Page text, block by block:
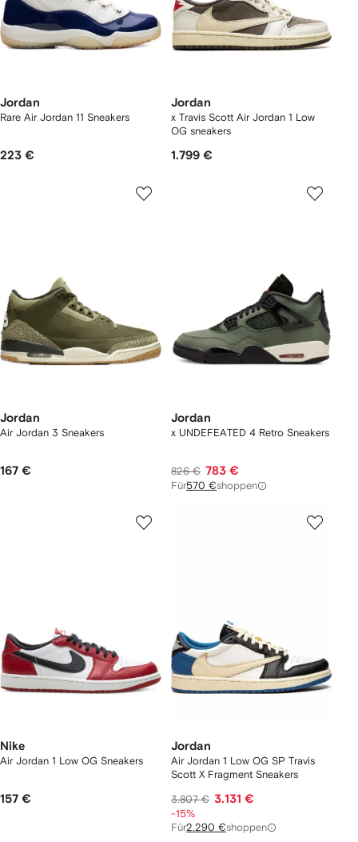
Jordan
Rare Air Jordan 11 Sneakers
223 €
Jordan
x Travis Scott Air Jordan 1 Low
OG sneakers
1.799 €
Jordan
Air Jordan 3 Sneakers
167 €
Jordan
x UNDEFEATED 4 Retro Sneakers
826 € 783 €
Für570 €shoppen
Nike
Air Jordan 1 Low OG Sneakers
157 €
Jordan
Air Jordan 1 Low OG SP Travis
Scott X Fragment Sneakers
3.807 € 3.131 €
-15%
Für2.290 €shoppen